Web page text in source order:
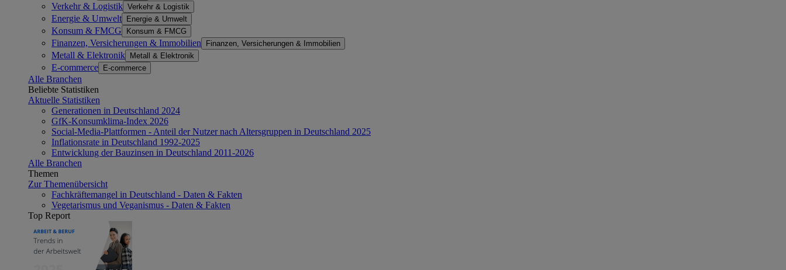
Verkehr & Logistik Verkehr & Logistik
Energie & Umwelt Energie & Umwelt
Konsum & FMCG Konsum & FMCG
Finanzen, Versicherungen & Immobilien Finanzen, Versicherungen & Immobilien
Metall & Elektronik Metall & Elektronik
E-commerce E-commerce
Alle Branchen
Beliebte Statistiken
Aktuelle Statistiken
Generationen in Deutschland 2024
GfK-Konsumklima-Index 2026
Social-Media-Plattformen - Anteil der Nutzer nach Altersgruppen in Deutschland 2025
Inflationsrate in Deutschland 1992-2025
Entwicklung der Bauzinsen in Deutschland 2011-2026
Alle Branchen
Themen
Zur Themenübersicht
Fachkräftemangel in Deutschland - Daten & Fakten
Vegetarismus und Veganismus - Daten & Fakten
Top Report